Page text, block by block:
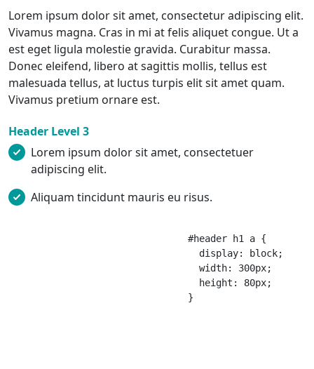
Lorem ipsum dolor sit amet, consectetur adipiscing elit.
Vivamus magna. Cras in mi at felis aliquet congue. Ut a
est eget ligula molestie gravida. Curabitur massa.
Donec eleifend, libero at sagittis mollis, tellus est
malesuada tellus, at luctus turpis elit sit amet quam.
Vivamus pretium ornare est.
Header Level 3
Lorem ipsum dolor sit amet, consectetuer
adipiscing elit.
Aliquam tincidunt mauris eu risus.